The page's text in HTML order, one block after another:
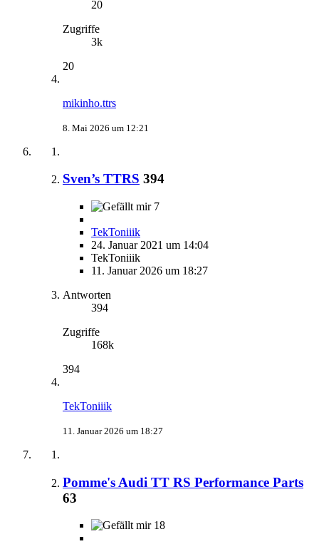
20
Zugriffe
3k
20
mikinho.ttrs
8. Mai 2026 um 12:21
Sven’s TTRS 394
7
TekToniiik
24. Januar 2021 um 14:04
TekToniiik
11. Januar 2026 um 18:27
Antworten
394
Zugriffe
168k
394
TekToniiik
11. Januar 2026 um 18:27
Pomme's Audi TT RS Performance Parts
63
18